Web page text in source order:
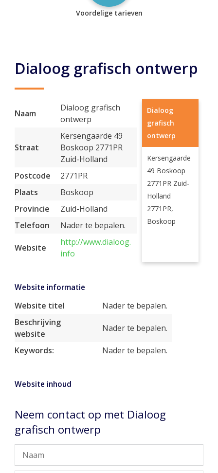
Voordelige tarieven
Dialoog grafisch ontwerp
Naam
Dialoog grafisch
ontwerp
Straat
Kersengaarde 49
Boskoop 2771PR
Zuid-Holland
Postcode
2771PR
Plaats
Boskoop
Provincie
Zuid-Holland
Telefoon
Nader te bepalen.
Website
http://www.dialoog.
info
Dialoog
grafisch
ontwerp
Kersengaarde
49 Boskoop
2771PR Zuid-
Holland
2771PR,
Boskoop
Website informatie
Website titel
Nader te bepalen.
Beschrijving
website
Nader te bepalen.
Keywords: Nader te bepalen.
Website inhoud
Neem contact op met Dialoog
grafisch ontwerp